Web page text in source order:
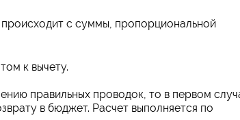
с суммы, пропорциональной
к вычету.
правильных проводок, то в первом
в бюджет. Расчет выполняется по